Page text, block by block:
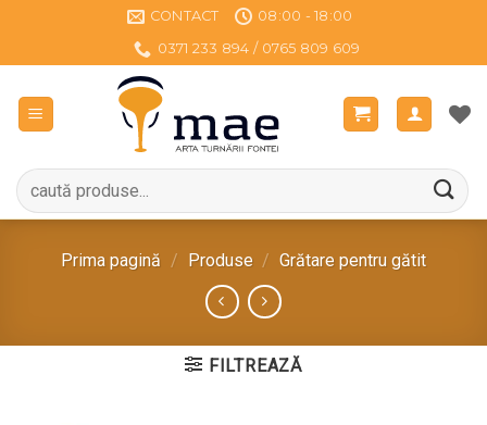
conținut
CONTACT
08:00 - 18:00
0371 233 894 / 0765 809 609
Caută
după:
Prima pagină / Produse / Grătare pentru gătit
FILTREAZĂ